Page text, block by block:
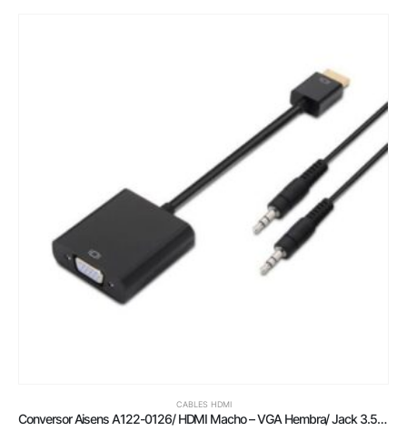
CABLES HDMI
Conversor Aisens A122-0126/ HDMI Macho – VGA Hembra/ Jack 3.5 Hembra/ 10cm/ Negro